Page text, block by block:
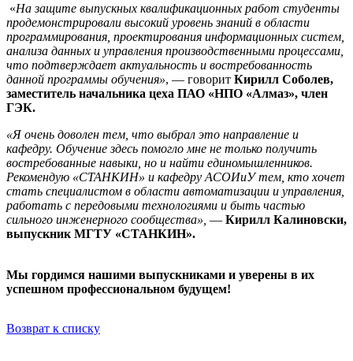
«На защите выпускных квалификационных работ студенты
продемонстрировали высокий уровень знаний в области
программирования, проектирования информационных систем,
анализа данных и управления производственными процессами,
что подтверждает актуальность и востребованность
данной программы обучения», — говорит Кирилл Соболев,
заместитель начальника цеха ПАО «НПО «Алмаз», член
ГЭК.
«Я очень доволен тем, что выбрал это направление и
кафедру. Обучение здесь помогло мне не только получить
востребованные навыки, но и найти единомышленников.
Рекомендую «СТАНКИН» и кафедру АСОИиУ тем, кто хочет
стать специалистом в области автоматизации и управления,
работать с передовыми технологиями и быть частью
сильного инженерного сообщества», — Кирилл Калиновски,
выпускник МГТУ «СТАНКИН».
Мы гордимся нашими выпускниками и уверены в их
успешном профессиональном будущем!
Возврат к списку